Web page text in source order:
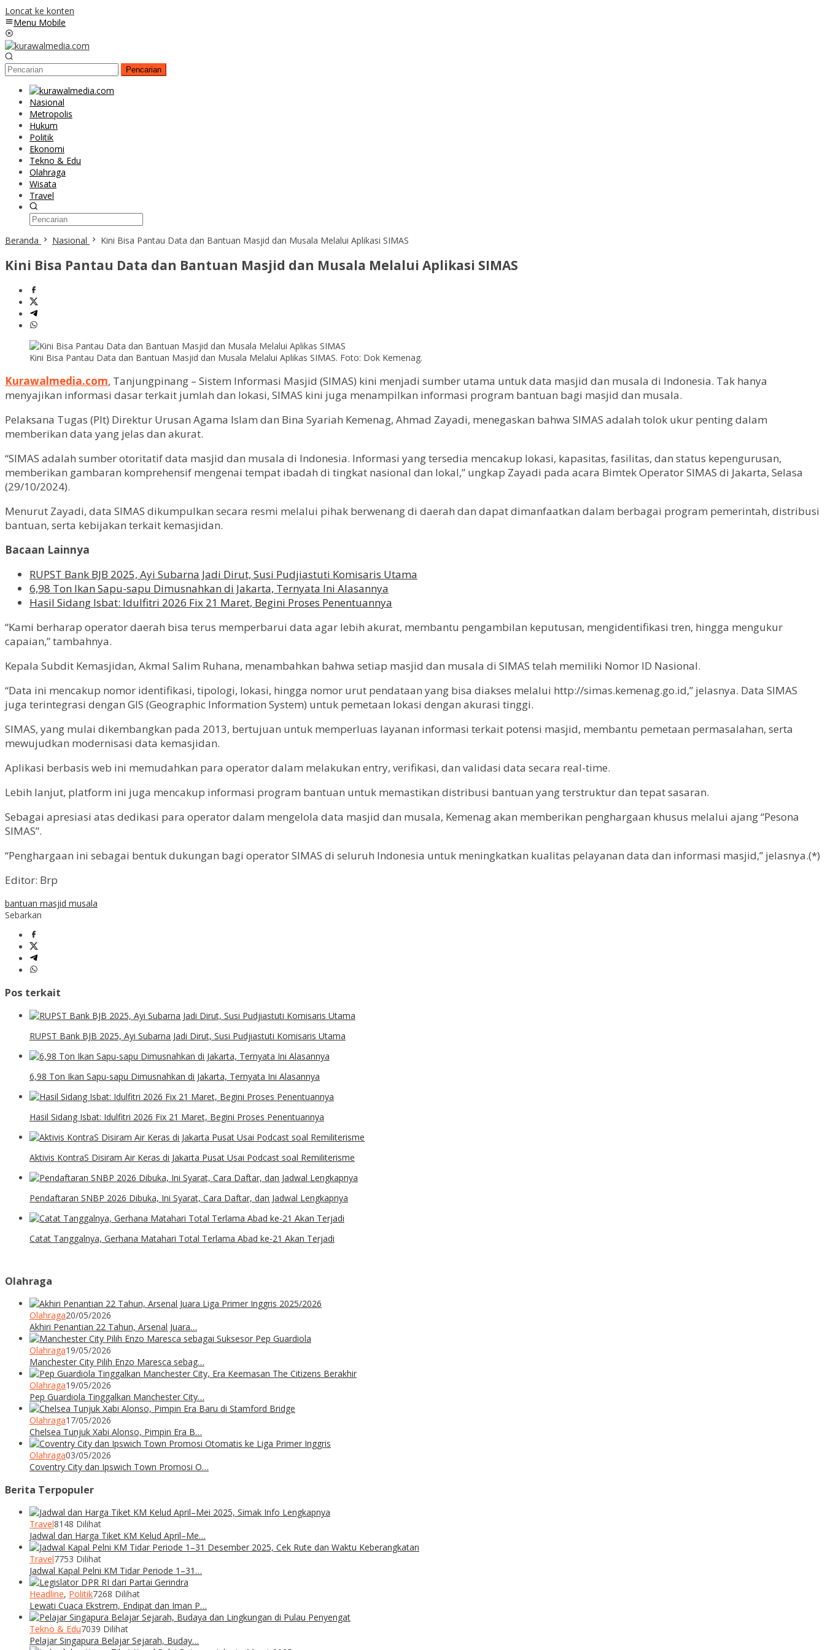
Loncat ke konten
Menu Mobile
Pencarian
Nasional
Metropolis
Hukum
Politik
Ekonomi
Tekno & Edu
Olahraga
Wisata
Travel
Beranda Nasional Kini Bisa Pantau Data dan Bantuan Masjid dan Musala Melalui Aplikasi SIMAS
Kini Bisa Pantau Data dan Bantuan Masjid dan Musala Melalui Aplikasi SIMAS
Kini Bisa Pantau Data dan Bantuan Masjid dan Musala Melalui Aplikas SIMAS. Foto: Dok Kemenag.
Kurawalmedia.com, Tanjungpinang – Sistem Informasi Masjid (SIMAS) kini menjadi sumber utama untuk data masjid dan musala di Indonesia. Tak hanya
menyajikan informasi dasar terkait jumlah dan lokasi, SIMAS kini juga menampilkan informasi program bantuan bagi masjid dan musala.
Pelaksana Tugas (Plt) Direktur Urusan Agama Islam dan Bina Syariah Kemenag, Ahmad Zayadi, menegaskan bahwa SIMAS adalah tolok ukur penting dalam
memberikan data yang jelas dan akurat.
“SIMAS adalah sumber otoritatif data masjid dan musala di Indonesia. Informasi yang tersedia mencakup lokasi, kapasitas, fasilitas, dan status kepengurusan,
memberikan gambaran komprehensif mengenai tempat ibadah di tingkat nasional dan lokal,” ungkap Zayadi pada acara Bimtek Operator SIMAS di Jakarta, Selasa
(29/10/2024).
Menurut Zayadi, data SIMAS dikumpulkan secara resmi melalui pihak berwenang di daerah dan dapat dimanfaatkan dalam berbagai program pemerintah, distribusi
bantuan, serta kebijakan terkait kemasjidan.
Bacaan Lainnya
RUPST Bank BJB 2025, Ayi Subarna Jadi Dirut, Susi Pudjiastuti Komisaris Utama
6,98 Ton Ikan Sapu-sapu Dimusnahkan di Jakarta, Ternyata Ini Alasannya
Hasil Sidang Isbat: Idulfitri 2026 Fix 21 Maret, Begini Proses Penentuannya
“Kami berharap operator daerah bisa terus memperbarui data agar lebih akurat, membantu pengambilan keputusan, mengidentifikasi tren, hingga mengukur
capaian,” tambahnya.
Kepala Subdit Kemasjidan, Akmal Salim Ruhana, menambahkan bahwa setiap masjid dan musala di SIMAS telah memiliki Nomor ID Nasional.
“Data ini mencakup nomor identifikasi, tipologi, lokasi, hingga nomor urut pendataan yang bisa diakses melalui http://simas.kemenag.go.id,” jelasnya. Data SIMAS
juga terintegrasi dengan GIS (Geographic Information System) untuk pemetaan lokasi dengan akurasi tinggi.
SIMAS, yang mulai dikembangkan pada 2013, bertujuan untuk memperluas layanan informasi terkait potensi masjid, membantu pemetaan permasalahan, serta
mewujudkan modernisasi data kemasjidan.
Aplikasi berbasis web ini memudahkan para operator dalam melakukan entry, verifikasi, dan validasi data secara real-time.
Lebih lanjut, platform ini juga mencakup informasi program bantuan untuk memastikan distribusi bantuan yang terstruktur dan tepat sasaran.
Sebagai apresiasi atas dedikasi para operator dalam mengelola data masjid dan musala, Kemenag akan memberikan penghargaan khusus melalui ajang “Pesona
SIMAS”.
“Penghargaan ini sebagai bentuk dukungan bagi operator SIMAS di seluruh Indonesia untuk meningkatkan kualitas pelayanan data dan informasi masjid,” jelasnya.(*)
Editor: Brp
bantuan masjid musala
Sebarkan
Pos terkait
RUPST Bank BJB 2025, Ayi Subarna Jadi Dirut, Susi Pudjiastuti Komisaris Utama
6,98 Ton Ikan Sapu-sapu Dimusnahkan di Jakarta, Ternyata Ini Alasannya
Hasil Sidang Isbat: Idulfitri 2026 Fix 21 Maret, Begini Proses Penentuannya
Aktivis KontraS Disiram Air Keras di Jakarta Pusat Usai Podcast soal Remiliterisme
Pendaftaran SNBP 2026 Dibuka, Ini Syarat, Cara Daftar, dan Jadwal Lengkapnya
Catat Tanggalnya, Gerhana Matahari Total Terlama Abad ke-21 Akan Terjadi
Olahraga
Olahraga20/05/2026
Akhiri Penantian 22 Tahun, Arsenal Juara…
Olahraga19/05/2026
Manchester City Pilih Enzo Maresca sebag…
Olahraga19/05/2026
Pep Guardiola Tinggalkan Manchester City…
Olahraga17/05/2026
Chelsea Tunjuk Xabi Alonso, Pimpin Era B…
Olahraga03/05/2026
Coventry City dan Ipswich Town Promosi O…
Berita Terpopuler
Travel8148 Dilihat
Jadwal dan Harga Tiket KM Kelud April–Me…
Travel7753 Dilihat
Jadwal Kapal Pelni KM Tidar Periode 1–31…
Headline, Politik7268 Dilihat
Lewati Cuaca Ekstrem, Endipat dan Iman P…
Tekno & Edu7039 Dilihat
Pelajar Singapura Belajar Sejarah, Buday…